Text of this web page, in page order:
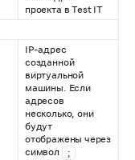
проекта в Test IT
IP-адрес
созданной
виртуальной
машины. Если
адресов
несколько, они
будут
отображены через
символ
;